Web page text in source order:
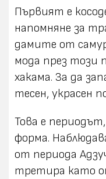
Първият е
напомняне за
дамите от
мода през този
хакама. За да
тесен, украсен
Това е
форма.
от периода
третира като